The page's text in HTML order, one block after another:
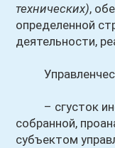
технических),
определенной
деятельности,
– сгусток
собранной,
субъектом